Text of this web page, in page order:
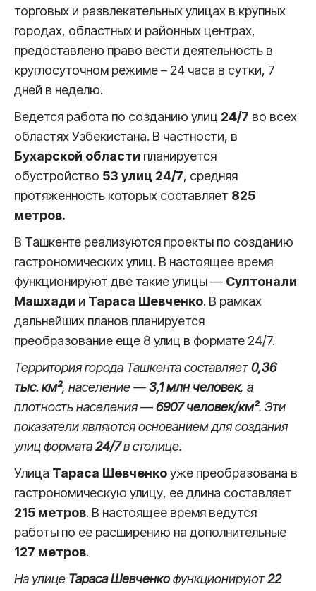
торговых и развлекательных улицах в крупных
городах, областных и районных центрах,
предоставлено право вести деятельность в
круглосуточном режиме – 24 часа в сутки, 7
дней в неделю.
Ведется работа по созданию улиц 24/7 во всех
областях Узбекистана. В частности, в
Бухарской области планируется
обустройство 53 улиц 24/7, средняя
протяженность которых составляет 825
метров.
В Ташкенте реализуются проекты по созданию
гастрономических улиц. В настоящее время
функционируют две такие улицы — Султонали
Машхади и Тараса Шевченко. В рамках
дальнейших планов планируется
преобразование еще 8 улиц в формате 24/7.
Территория города Ташкента составляет0,36
тыс. км², население —3,1 млн человек, а
плотность населения —6907 человек/км². Эти
показатели являются основанием для создания
улиц формата24/7в столице.
Улица Тараса Шевченкоуже преобразована в
гастрономическую улицу, ее длина составляет
215 метров. В настоящее время ведутся
работы по ее расширению на дополнительные
127 метров.
На улице Тараса Шевченкофункционируют22